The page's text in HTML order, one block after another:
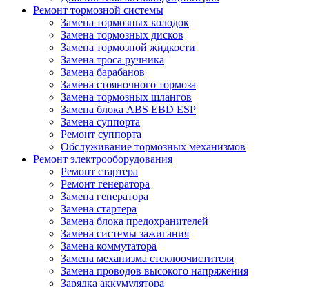
Ремонт тормозной системы
Замена тормозных колодок
Замена тормозных дисков
Замена тормозной жидкости
Замена троса ручника
Замена барабанов
Замена стояночного тормоза
Замена тормозных шлангов
Замена блока ABS EBD ESP
Замена суппорта
Ремонт суппорта
Обслуживание тормозных механизмов
Ремонт электрооборудования
Ремонт стартера
Ремонт генератора
Замена генератора
Замена стартера
Замена блока предохранителей
Замена системы зажигания
Замена коммутатора
Замена механизма стеклоочистителя
Замена проводов высокого напряжения
Зарядка аккумулятора